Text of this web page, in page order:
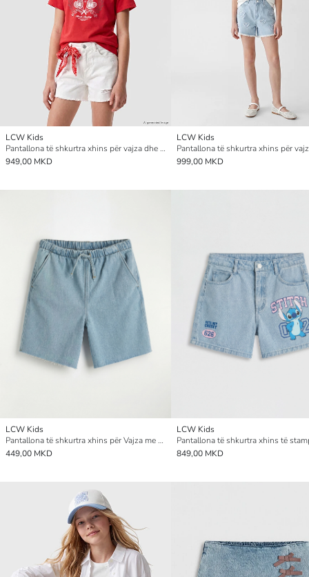
LCW Kids
Pantallona të shkurtra xhins për vajza dhe shirit flokësh
949,00 MKD
LCW Kids
999,00 MKD
LCW Kids
Pantallona të shkurtra xhins për Vajza me bel elastik
449,00 MKD
LCW Kids
849,00 MKD